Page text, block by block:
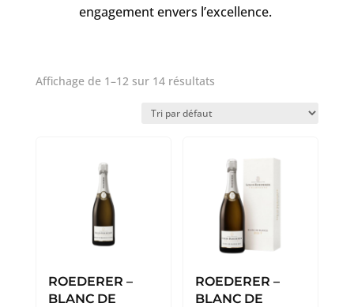
engagement envers l’excellence.
Affichage de 1–12 sur 14 résultats
ROEDERER –
BLANC DE
ROEDERER –
BLANC DE